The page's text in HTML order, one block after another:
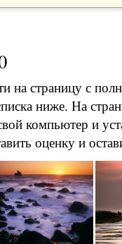
на страницу с
ниже. На
компьютер и
оценку и